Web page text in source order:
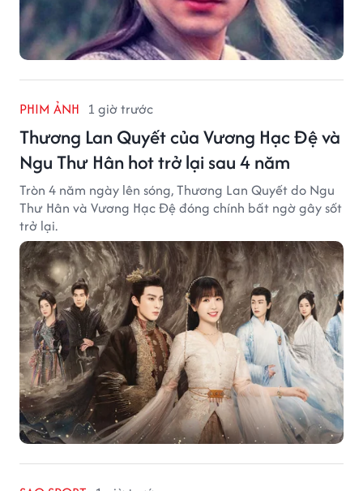
PHIM ẢNH 1 giờ trước
Thương Lan Quyết của Vương Hạc Đệ và
Ngu Thư Hân hot trở lại sau 4 năm
Tròn 4 năm ngày lên sóng, Thương Lan Quyết do Ngu
Thư Hân và Vương Hạc Đệ đóng chính bất ngờ gây sốt
trở lại.